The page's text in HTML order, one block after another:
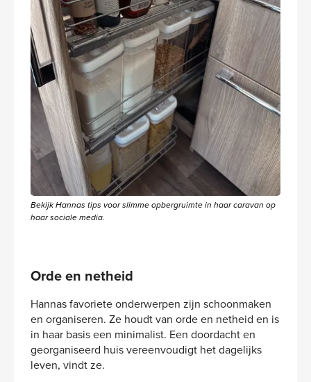
Bekijk Hannas tips voor slimme opbergruimte in haar caravan op
haar sociale media.
Orde en netheid
Hannas favoriete onderwerpen zijn schoonmaken
en organiseren. Ze houdt van orde en netheid en is
in haar basis een minimalist. Een doordacht en
georganiseerd huis vereenvoudigt het dagelijks
leven, vindt ze.